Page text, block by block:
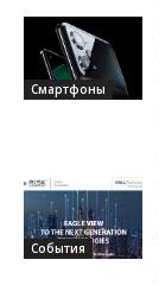
Смартфоны
События